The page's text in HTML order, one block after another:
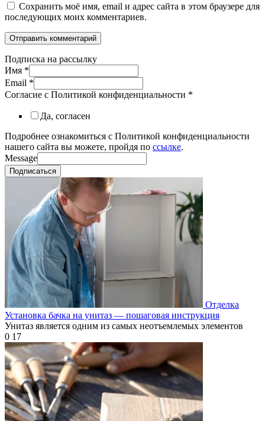
Сохранить моё имя, email и адрес сайта в этом браузере для
последующих моих комментариев.
Подписка на рассылку
Имя *
Email *
Согласие с Политикой конфиденциальности *
Да, согласен
Подробнее ознакомиться с Политикой конфиденциальности
нашего сайта вы можете, пройдя по ссылке.
Message
Подписаться
Отделка
Установка бачка на унитаз — пошаговая инструкция
Унитаз является одним из самых неотъемлемых элементов
0 17